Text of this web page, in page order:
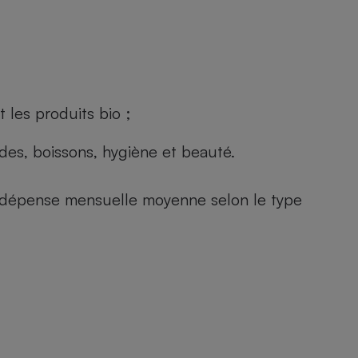
les produits bio ;
boissons, hygiène et beauté.
mensuelle moyenne selon le type